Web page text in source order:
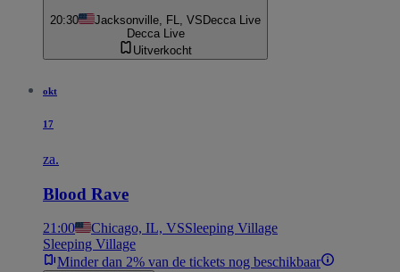
20:30 Jacksonville, FL, VS Decca Live
Decca Live
Uitverkocht
okt
17
za.
Blood Rave
21:00 Chicago, IL, VSSleeping Village
Sleeping Village
Minder dan 2% van de tickets nog beschikbaar